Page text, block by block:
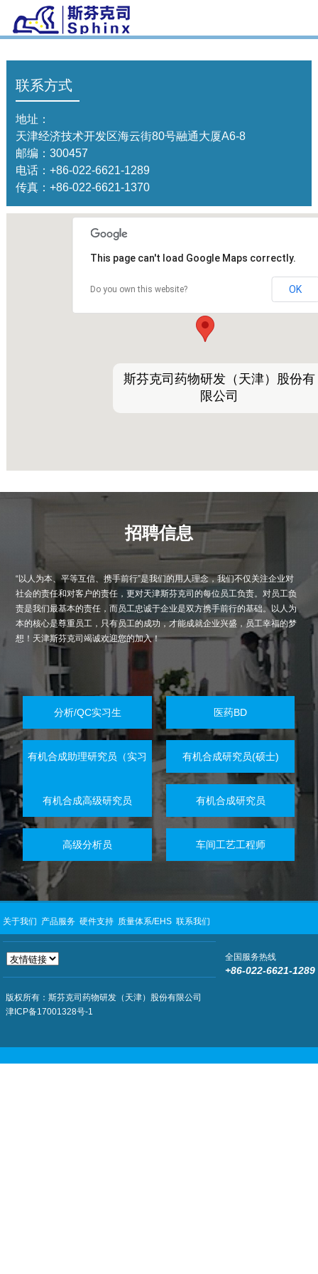
联系方式
地址：
天津经济技术开发区海云街80号融通大厦A6-8
邮编：300457
电话： +86-022-6621-1289
传真：+86-022-6621-1370
斯芬克司药物研发（天津）股份有
限公司
This page can't load Google Maps correctly.
Do you own this website? OK
招聘信息
“以人为本、平等互信、携手前行”是我们的用人理念，我们不仅关注企业对
社会的责任和对客户的责任，更对天津斯芬克司的每位员工负责。对员工负
责是我们最基本的责任，而员工忠诚于企业是双方携手前行的基础。以人为
本的核心是尊重员工，只有员工的成功，才能成就企业兴盛，员工幸福的梦
想！天津斯芬克司竭诚欢迎您的加入！
分析/QC实习生 医药BD
有机合成助理研究员（实习 有机合成研究员(硕士)
有机合成高级研究员 有机合成研究员
高级分析员 车间工艺工程师
关于我们 产品服务 硬件支持 质量体系/EHS 联系我们
全国服务热线
+86-022-6621-1289
版权所有：斯芬克司药物研发（天津）股份有限公司
津ICP备17001328号-1